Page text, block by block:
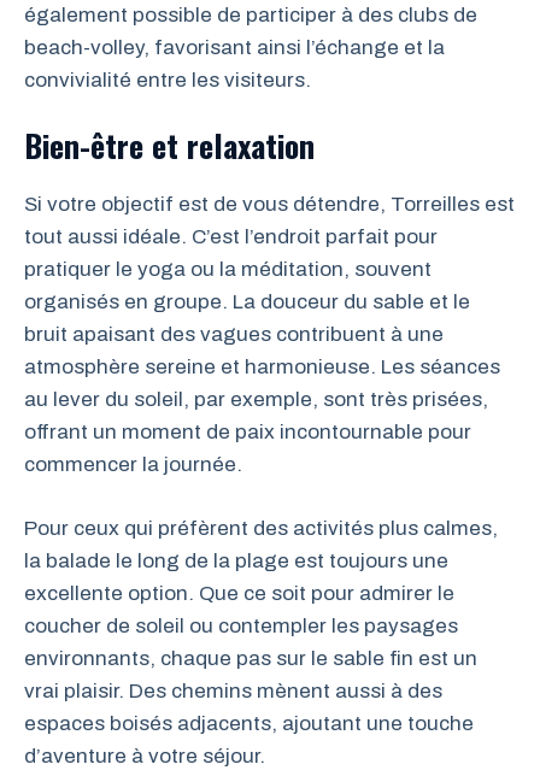
également possible de participer à des clubs de
beach-volley, favorisant ainsi l’échange et la
convivialité entre les visiteurs.
Bien-être et relaxation
Si votre objectif est de vous détendre, Torreilles est
tout aussi idéale. C’est l’endroit parfait pour
pratiquer le yoga ou la méditation, souvent
organisés en groupe. La douceur du sable et le
bruit apaisant des vagues contribuent à une
atmosphère sereine et harmonieuse. Les séances
au lever du soleil, par exemple, sont très prisées,
offrant un moment de paix incontournable pour
commencer la journée.
Pour ceux qui préfèrent des activités plus calmes,
la balade le long de la plage est toujours une
excellente option. Que ce soit pour admirer le
coucher de soleil ou contempler les paysages
environnants, chaque pas sur le sable fin est un
vrai plaisir. Des chemins mènent aussi à des
espaces boisés adjacents, ajoutant une touche
d’aventure à votre séjour.